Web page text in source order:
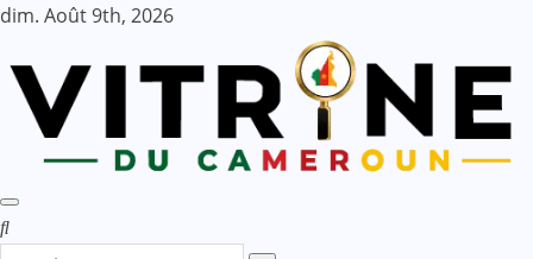
Skip
content
dim. Août 9th, 2026